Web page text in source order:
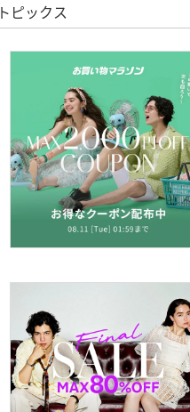
コフレ・キット・セット
食器・調理器具・キッチ
インテリア・生活雑貨
スマホグッズ・オーディ
オ機器
スポーツ・アウトドア用
品
ペット用品
福袋・ギフト・その他
トピックス